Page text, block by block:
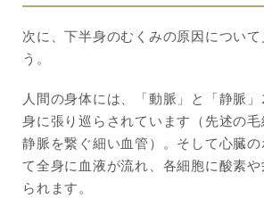
次に、下半身のむくみの原因について
う。
人間の身体には、「動脈」と「静脈
身に張り巡らされています（先述の
静脈を繋ぐ細い血管）。そして心臓
て全身に血液が流れ、各細胞に酸素
られます。